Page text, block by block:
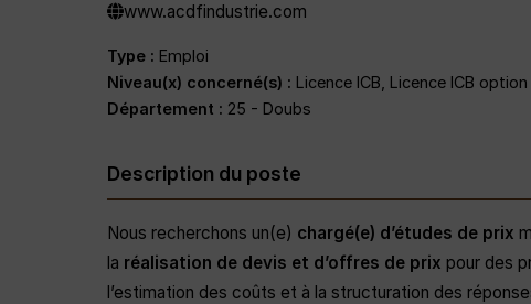
www.acdfindustrie.com
Type : Emploi
Niveau(x) concerné(s) : Licence ICB, Licence ICB
Département : 25 - Doubs
Description du poste
Nous recherchons un(e) chargé(e) d’études de prix
la réalisation de devis et d’offres de prix pour des
l’estimation des coûts et à la structuration des